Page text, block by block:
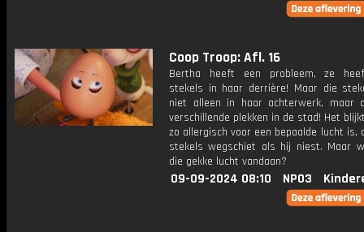
Coop Troop: Afl. 16
Bertha heeft een probleem, ze
stekels in haar derrière! Maar die
niet alleen in haar achterwerk, maar
verschillende plekken in de stad! Het
zo allergisch voor een bepaalde lucht is,
stekels wegschiet als hij niest. Maar
die gekke lucht vandaan?
09-09-2024 08:10 NPO3